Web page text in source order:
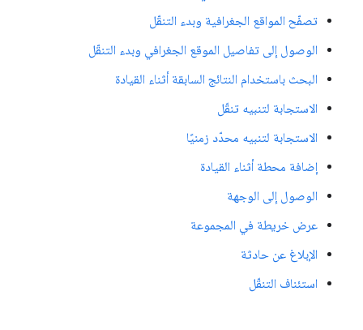
تصفّح المواقع الجغرافية وبدء التنقّل
الوصول إلى تفاصيل الموقع الجغرافي وبدء التنقّل
البحث باستخدام النتائج السابقة أثناء القيادة
الاستجابة لتنبيه تنقّل
الاستجابة لتنبيه محدّد زمنيًا
إضافة محطة أثناء القيادة
الوصول إلى الوجهة
عرض خريطة في المجموعة
الإبلاغ عن حادثة
استئناف التنقّل